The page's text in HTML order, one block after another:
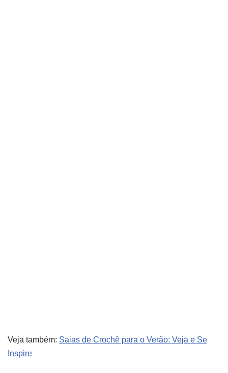
Veja também: Saias de Crochê para o Verão: Veja e Se
Inspire